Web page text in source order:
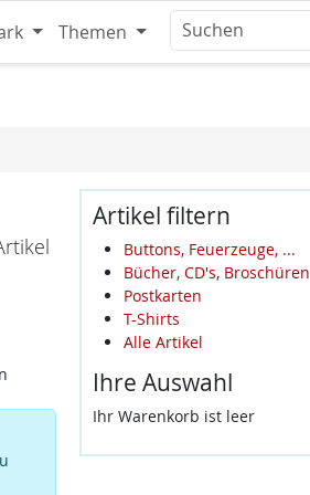
Themen
Artikel filtern
Buttons, Feuerzeuge, ...
Bücher, CD's, Broschüren
Postkarten
T-Shirts
Alle Artikel
Ihre Auswahl
Ihr Warenkorb ist leer